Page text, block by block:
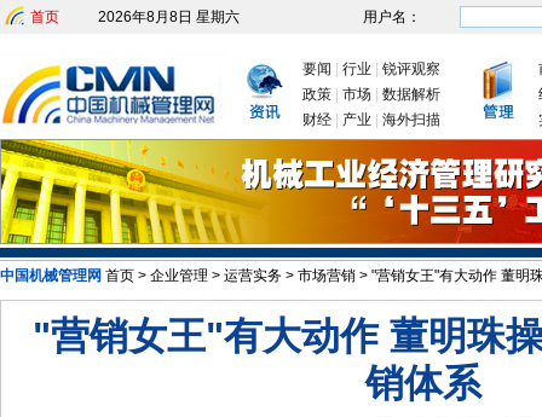
首页 2026年8月8日 星期六 用户名：
要闻 行业
锐评观察
政策
市场
数据解析
财经
产业 海外扫描
中国机械管理网 首页 > 企业管理 > 运营实务 > 市场营销 > "营销女王"有大动作 董明
发改委：九大举措有序推动企业复工
"营销女王"有大动作 董明珠
销体系